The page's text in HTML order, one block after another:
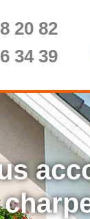
20 82
34 39